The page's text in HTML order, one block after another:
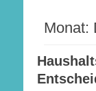
Monat: